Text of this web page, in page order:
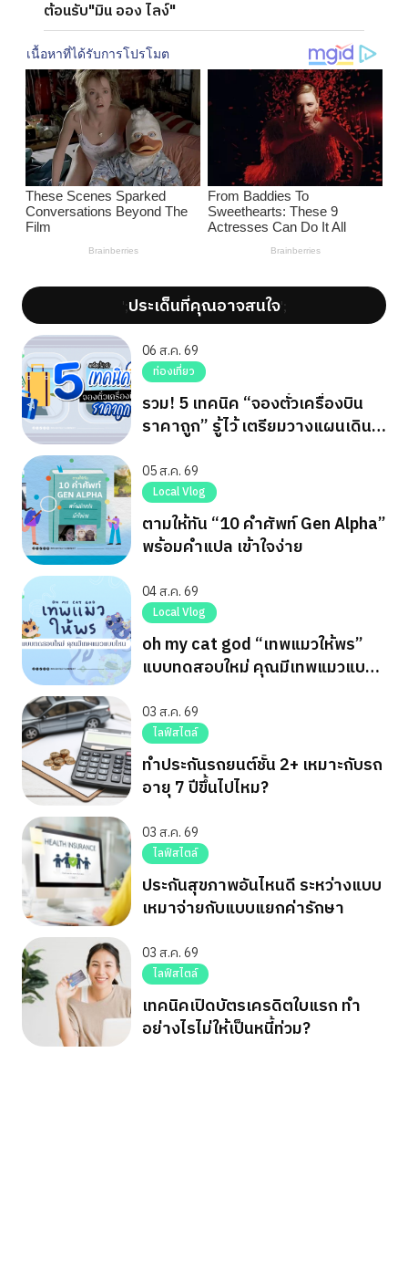
ต้อนรับ"มิน ออง ไลง์"
';ประเด็นที่คุณอาจสนใจ';
06 ส.ค. 69
ท่องเที่ยว
รวม! 5 เทคนิค “จองตั๋วเครื่องบิน
ราคาถูก” รู้ไว้ เตรียมวางแผนเดิน
05 ส.ค. 69
Local Vlog
ตามให้ทัน “10 คำศัพท์ Gen Alpha”
พร้อมคำแปล เข้าใจง่าย
04 ส.ค. 69
Local Vlog
oh my cat god “เทพแมวให้พร”
แบบทดสอบใหม่ คุณมีเทพแมวแบบ
03 ส.ค. 69
ไลฟ์สไตล์
ทำประกันรถยนต์ชั้น 2+ เหมาะกับรถ
อายุ 7 ปีขึ้นไปไหม?
03 ส.ค. 69
ไลฟ์สไตล์
ประกันสุขภาพอันไหนดี ระหว่างแบบ
เหมาจ่ายกับแบบแยกค่ารักษา
03 ส.ค. 69
ไลฟ์สไตล์
เทคนิคเปิดบัตรเครดิตใบแรก ทำ
อย่างไรไม่ให้เป็นหนี้ท่วม?